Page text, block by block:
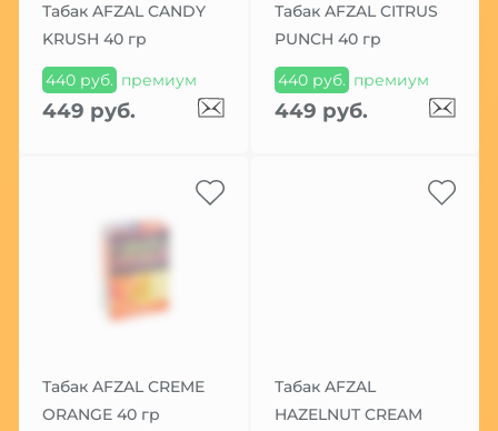
Табак AFZAL CANDY
KRUSH 40 гр
440 руб. премиум
449 руб.
Табак AFZAL CITRUS
PUNCH 40 гр
440 руб. премиум
449 руб.
Табак AFZAL CREME
ORANGE 40 гр
Табак AFZAL
HAZELNUT CREAM